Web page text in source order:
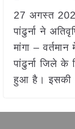
27 अगस्त
पांढुर्ना ने
मांगा –
पांढुर्ना जिले
हुआ है। इसकी